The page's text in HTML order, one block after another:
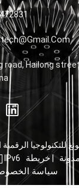
road, Hailong
خريطة
سياسة